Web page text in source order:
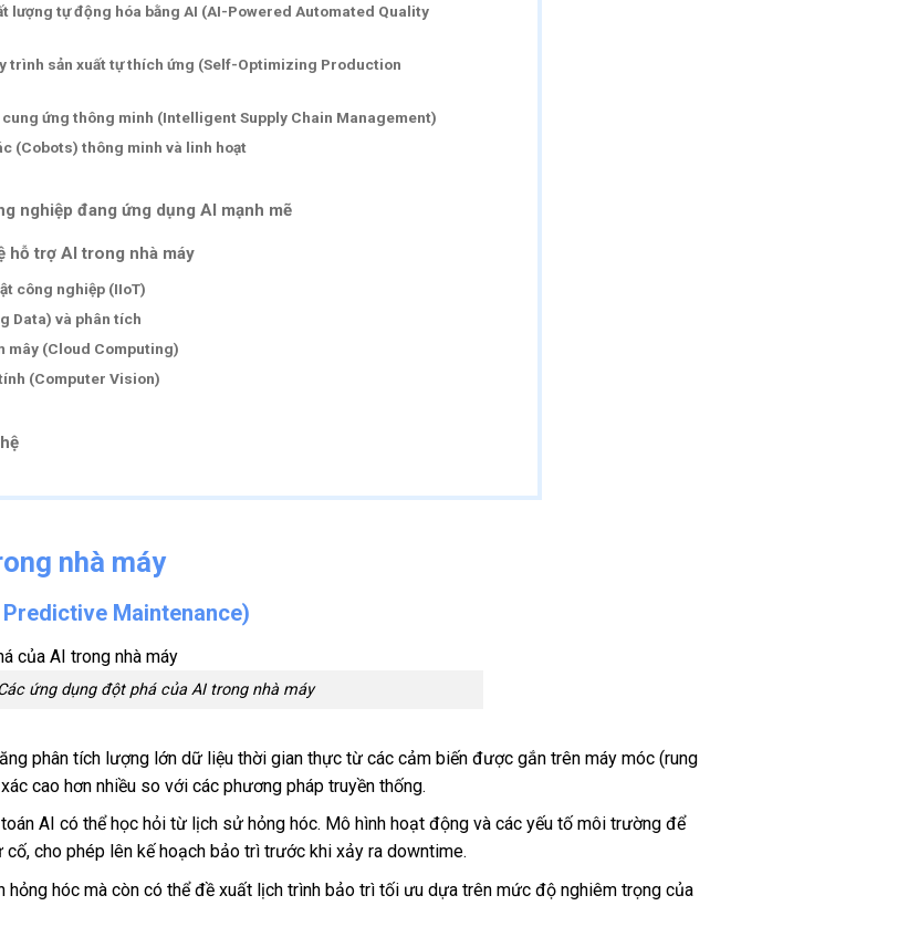
lượng tự động hóa bằng AI (AI-Powered Automated Quality
trình sản xuất tự thích ứng (Self-Optimizing Production
cung ứng thông minh (Intelligent Supply Chain Management)
(Cobots) thông minh và linh hoạt
nghiệp đang ứng dụng AI mạnh mẽ
hỗ trợ AI trong nhà máy
công nghiệp (IIoT)
Data) và phân tích
mây (Cloud Computing)
(Computer Vision)
nhà máy
Maintenance)
ứng dụng đột phá của AI trong nhà máy
phân tích lượng lớn dữ liệu thời gian thực từ các cảm biến được gắn trên máy móc (rung
cao hơn nhiều so với các phương pháp truyền thống.
AI có thể học hỏi từ lịch sử hỏng hóc. Mô hình hoạt động và các yếu tố môi trường để
cho phép lên kế hoạch bảo trì trước khi xảy ra downtime.
hóc mà còn có thể đề xuất lịch trình bảo trì tối ưu dựa trên mức độ nghiêm trọng của